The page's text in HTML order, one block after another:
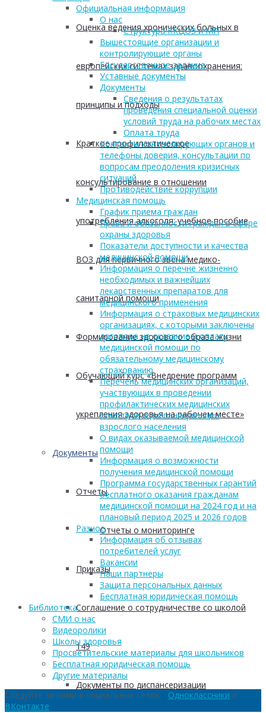
Оценка ведения хронических больных в
европейских системах здравоохранения:
принципы и подходы
Краткое профилактическое
консультирование в отношении
употребления алкоголя: учебное пособие
ВОЗ для первичного звена медико-
санитарной помощи
Формирование здорового образа жизни
Обучающий курс «Внедрение программ
укрепления здоровья на рабочем месте»
Документы
Отчеты
Отчеты о мониторинге
Приказы
Соглашение о сотрудничестве со школой
149
Документы по диспансеризации
Официальная информация
О нас
Структура ККЦОЗ и МП
Вышестоящие организации и
контролирующие органы
Государственное задание
Уставные документы
Документы
Сведения о результатах
проведения специальной оценки
условий труда на рабочих местах
Оплата труда
Контакты контролирующих органов и
телефоны доверия, консультации по
вопросам преодоления кризисных
ситуаций
Противодействие коррупции
Медицинская помощь
График приема граждан
Права и обязанности граждан в сфере
охраны здоровья
Показатели доступности и качества
медицинской помощи
Информация о перечне жизненно
необходимых и важнейших
лекарственных препаратов для
медицинского применения
Информация о страховых медицинских
организациях, с которыми заключены
договора на оказание и оплату
медицинской помощи по
обязательному медицинскому
страхованию
Перечень медицинских организаций,
участвующих в проведении
профилактических медицинских
осмотров и диспансеризации
взрослого населения
О видах оказываемой медицинской
помощи
Информация о возможности
получения медицинской помощи
Программа государственных гарантий
бесплатного оказания гражданам
медицинской помощи на 2024 год и на
плановый период 2025 и 2026 годов
Разное
Информация об отзывах
потребителей услуг
Вакансии
Наши партнеры
Защита персональных данных
Бесплатная юридическая помощь
Библиотека
СМИ о нас
Видеоролики
Школы здоровья
Просветительские материалы для школьников
Бесплатная юридическая помощь
Другие материалы
Следуйте за нами в социальных сетях: Одноклассники и
ВКонтакте